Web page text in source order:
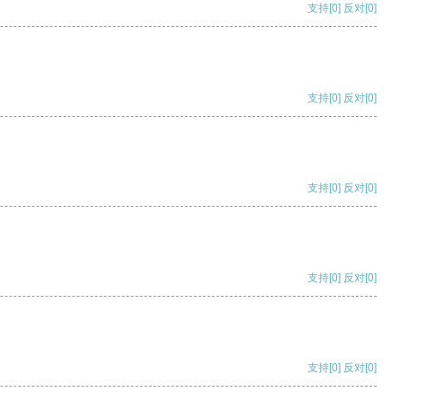
支持[0] 反对[0]
支持[0] 反对[0]
支持[0] 反对[0]
支持[0] 反对[0]
支持[0] 反对[0]